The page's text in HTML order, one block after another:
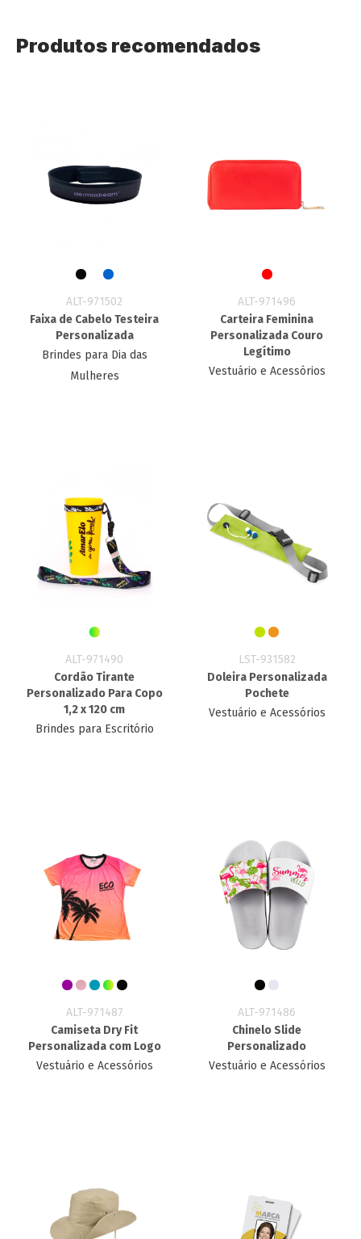
Produtos recomendados
ALT-971502
Faixa de Cabelo Testeira
Personalizada
Brindes para Dia das
Mulheres
ALT-971496
Carteira Feminina
Personalizada Couro
Legítimo
Vestuário e Acessórios
ALT-971490
Cordão Tirante
Personalizado Para Copo
1,2 x 120 cm
Brindes para Escritório
LST-931582
Doleira Personalizada​
Pochete
Vestuário e Acessórios
ALT-971487
Camiseta Dry Fit
Personalizada com Logo
Vestuário e Acessórios
ALT-971486
Chinelo Slide
Personalizado
Vestuário e Acessórios